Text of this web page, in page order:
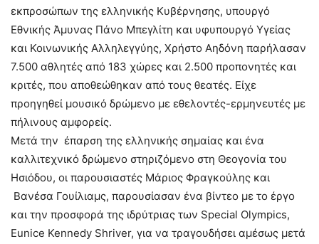
εκπροσώπων της ελληνικής Κυβέρνησης, υπουργό
Εθνικής Άμυνας Πάνο Μπεγλίτη και υφυπουργό Υγείας
και Κοινωνικής Αλληλεγγύης, Χρήστο Αηδόνη παρήλασαν
7.500 αθλητές από 183 χώρες και 2.500 προπονητές και
κριτές, που αποθεώθηκαν από τους θεατές. Είχε
προηγηθεί μουσικό δρώμενο με εθελοντές-ερμηνευτές με
πήλινους αμφορείς.
Μετά την έπαρση της ελληνικής σημαίας και ένα
καλλιτεχνικό δρώμενο στηριζόμενο στη Θεογονία του
Ησιόδου, οι παρουσιαστές Μάριος Φραγκούλης και
Βανέσα Γουίλιαμς, παρουσίασαν ένα βίντεο με το έργο
και την προσφορά της ιδρύτριας των Special Olympics,
Eunice Kennedy Shriver, για να τραγουδήσει αμέσως μετά